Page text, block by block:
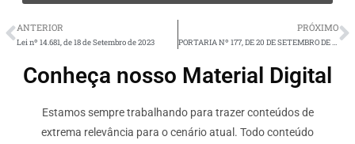
ANTERIOR
Lei nº 14.681, de 18 de Setembro de 2023
PRÓXIMO
Conheça nosso Material Digital
Estamos sempre trabalhando para trazer conteúdos de
extrema relevância para o cenário atual. Todo conteúdo